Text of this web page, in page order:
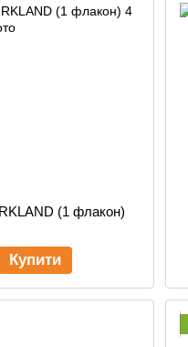
(1 флакон)
Купити